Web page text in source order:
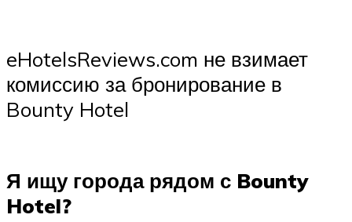
eHotelsReviews.com не взимает
комиссию за бронирование в
Bounty Hotel
Я ищу города рядом с Bounty
Hotel?